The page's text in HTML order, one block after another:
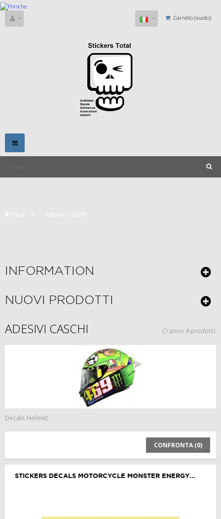
Carrello (vuoto)
Navigazione
Toggle
Casa > Adesivi caschi
INFORMATION
NUOVI PRODOTTI
ADESIVI CASCHI Ci sono 9 prodotti.
Decals Helmet
CONFRONTA (0)
STICKERS DECALS MOTORCYCLE MONSTER ENERGY...